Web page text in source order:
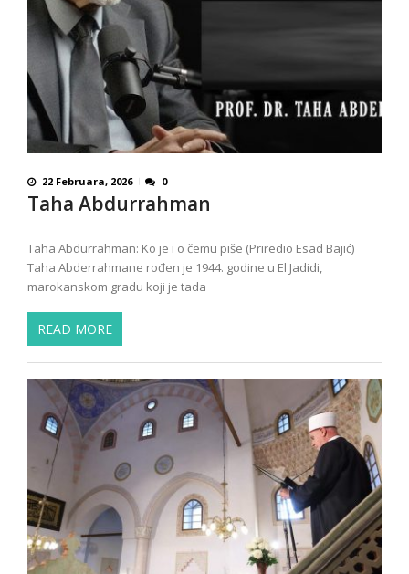
22 Februara, 2026 0
Taha Abdurrahman
Taha Abdurrahman: Ko je i o čemu piše (Priredio Esad Bajić)
Taha Abderrahmane rođen je 1944. godine u El Jadidi,
marokanskom gradu koji je tada
READ MORE